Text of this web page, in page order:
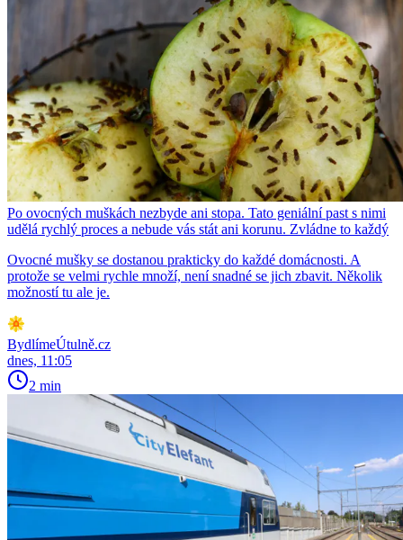
Po ovocných muškách nezbyde ani stopa. Tato geniální past s nimi
udělá rychlý proces a nebude vás stát ani korunu. Zvládne to každý
Ovocné mušky se dostanou prakticky do každé domácnosti. A
protože se velmi rychle množí, není snadné se jich zbavit. Několik
možností tu ale je.
BydlímeÚtulně.cz
dnes, 11:05
2 min